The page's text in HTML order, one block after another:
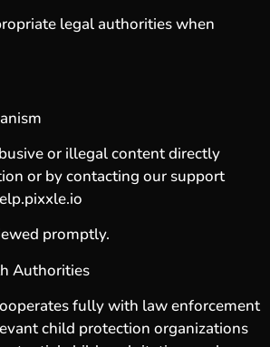
legal authorities when
or illegal content directly
or by contacting our support
promptly.
Authorities
fully with law enforcement
child protection organizations